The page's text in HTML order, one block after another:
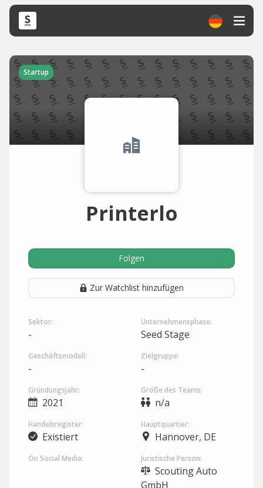
Startup
Printerlo
Folgen
Zur Watchlist hinzufügen
Sektor:
-
Unternehmensphase:
Seed Stage
Geschäftsmodell:
-
Zielgruppe:
-
Gründungsjahr:
2021
Größe des Teams:
n/a
Handelsregister:
Existiert
Hauptquartier:
Hannover, DE
On Social Media: Juristische Person:
Scouting Auto
GmbH